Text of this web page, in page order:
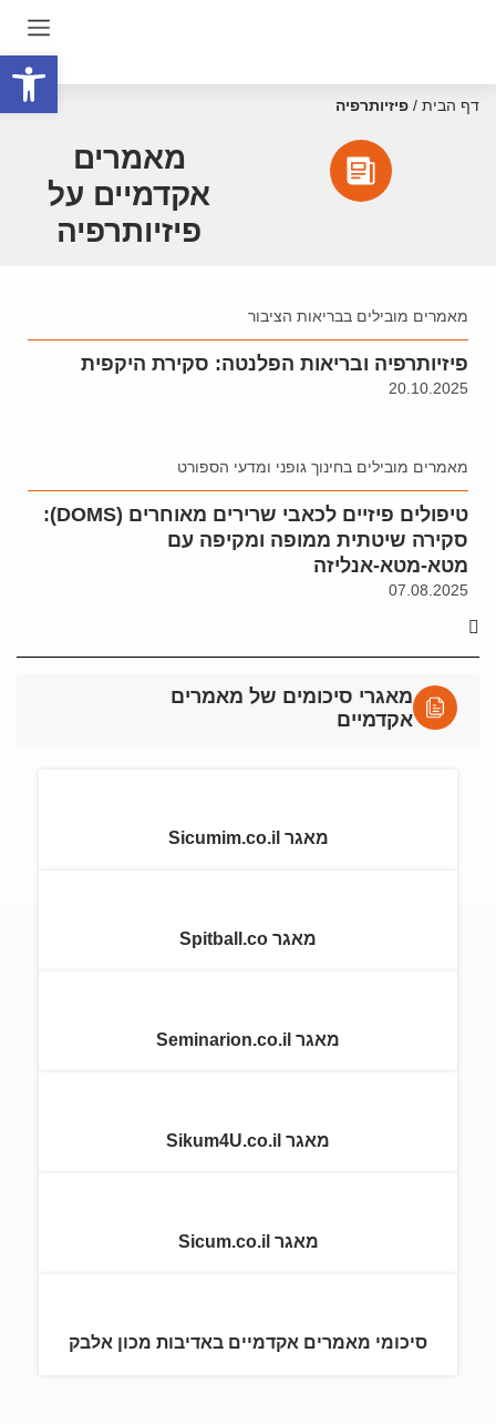
דף הבית / פיזיותרפיה
מאמרים
אקדמיים על
פיזיותרפיה
מאמרים מובילים בבריאות הציבור
פיזיותרפיה ובריאות הפלנטה: סקירת היקפית
20.10.2025
מאמרים מובילים בחינוך גופני ומדעי הספורט
טיפולים פיזיים לכאבי שרירים מאוחרים (DOMS):
סקירה שיטתית ממופה ומקיפה עם
מטא-מטא-אנליזה
07.08.2025
מאגרי סיכומים של מאמרים
אקדמיים
מאגר Sicumim.co.il
מאגר Spitball.co
מאגר Seminarion.co.il
מאגר Sikum4U.co.il
מאגר Sicum.co.il
סיכומי מאמרים אקדמיים באדיבות מכון אלבק
פתח